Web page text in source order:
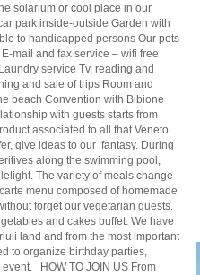
solarium or cool place in our
park inside-outside Garden with
to handicapped persons Our pets
mail and fax service – wifi free
service Tv, reading and
and sale of trips Room and
beach Convention with Bibione
with guests starts from
associated to all that Veneto
give ideas to our fantasy. During
along the swimming pool,
The variety of meals change
menu composed of homemade
forget our vegetarian guests.
and cakes buffet. We have
land and from the most important
to organize birthday parties,
HOW TO JOIN US From